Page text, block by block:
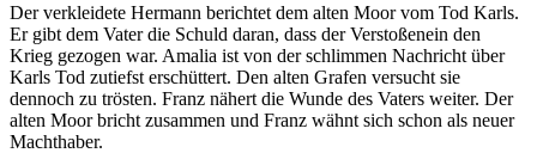
Der verkleidete Hermann berichtet dem alten Moor vom Tod Karls.
Er gibt dem Vater die Schuld daran, dass der Verstoßenein den
Krieg gezogen war. Amalia ist von der schlimmen Nachricht über
Karls Tod zutiefst erschüttert. Den alten Grafen versucht sie
dennoch zu trösten. Franz nähert die Wunde des Vaters weiter. Der
alten Moor bricht zusammen und Franz wähnt sich schon als neuer
Machthaber.